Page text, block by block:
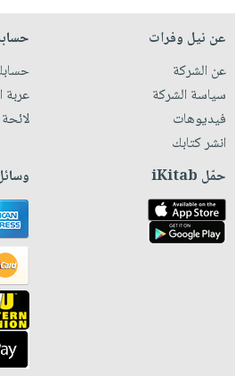
عن نيل وفرات
عن الشركة
سياسة الشركة
فيديوهات
انشر كتابك
عربة
حمّل iKitab